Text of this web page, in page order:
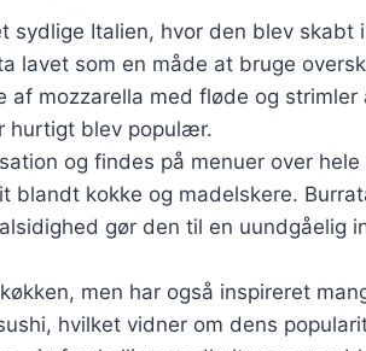
sydlige Italien, hvor den blev skabt
lavet som en måde at bruge
af mozzarella med fløde og strimler
hurtigt blev populær.
og findes på menuer over hele
blandt kokke og madelskere.
gør den til en uundgåelig
men har også inspireret
hvilket vidner om dens